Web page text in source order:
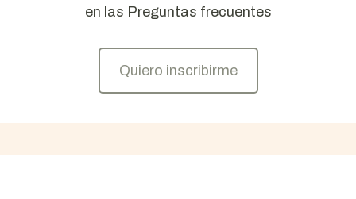
en las Preguntas frecuentes
Quiero inscribirme